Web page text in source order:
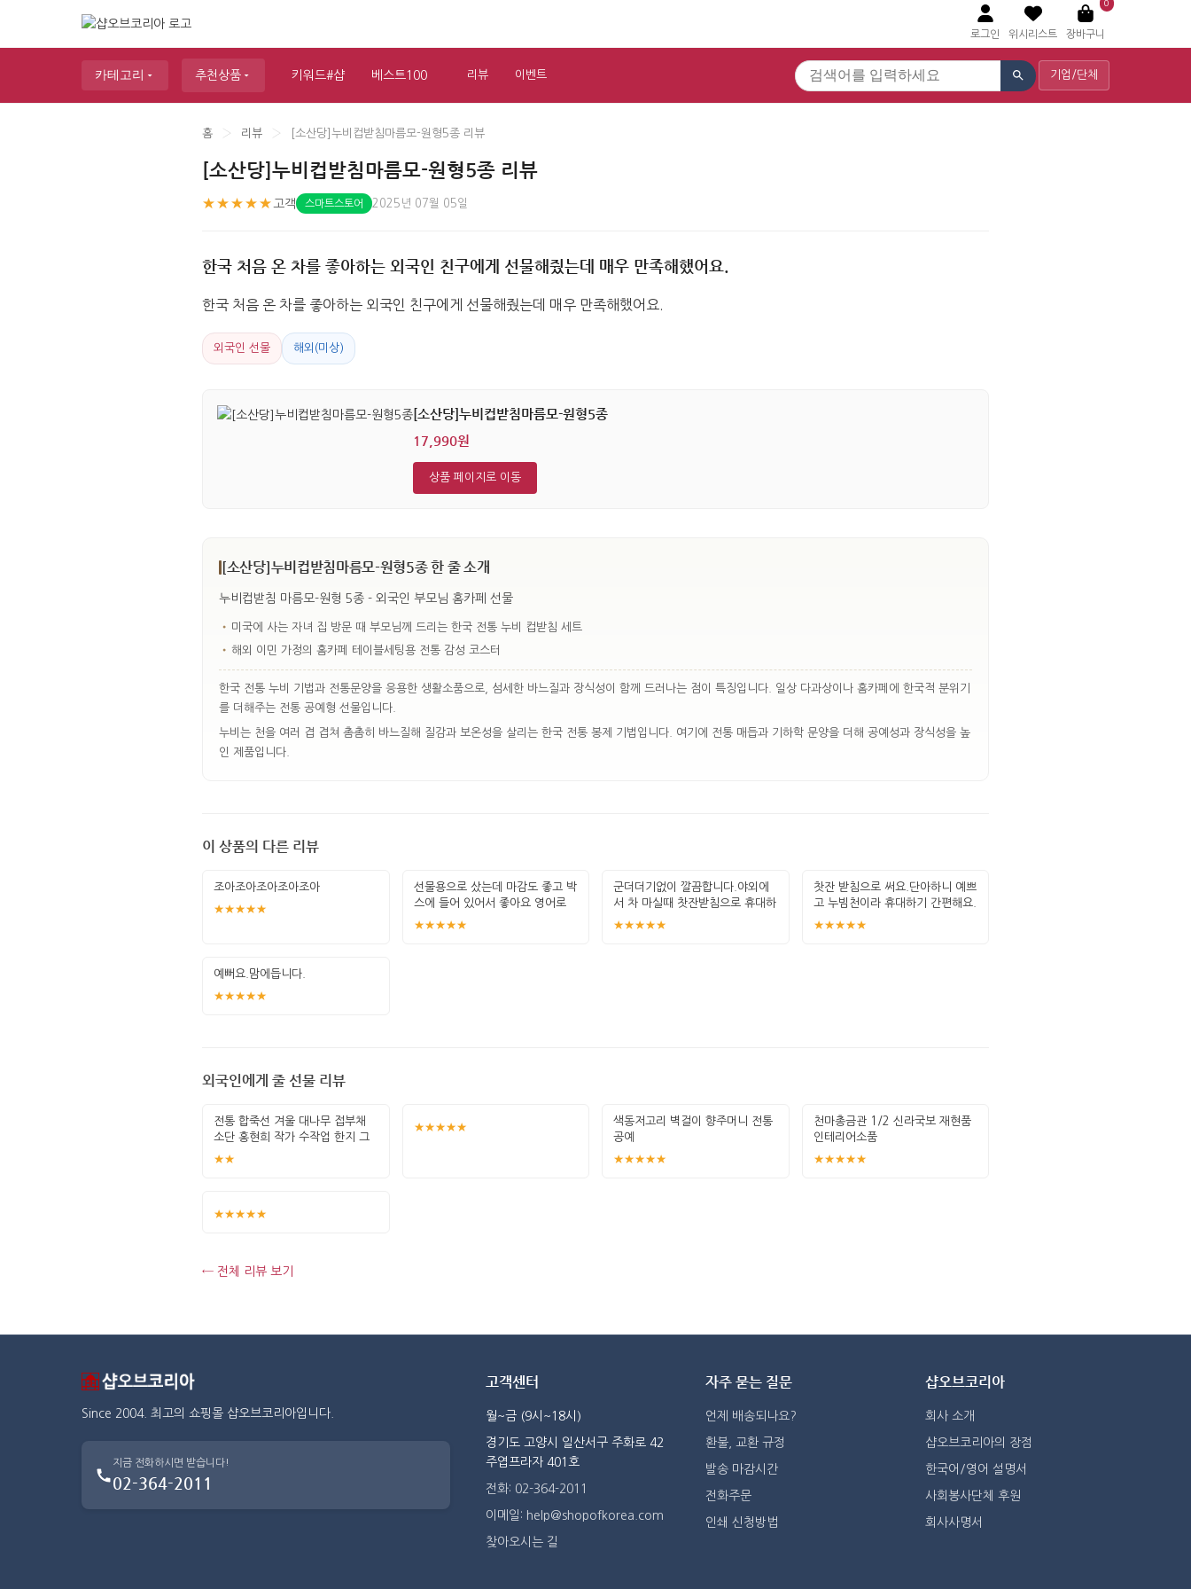
로그인 위시리스트
0
장바구니
카테고리 추천상품 키워드#샵 베스트100 리뷰 이벤트 기업/단체
홈 › 리뷰 › [소산당]누비컵받침마름모-원형5종 리뷰
[소산당]누비컵받침마름모-원형5종 리뷰
★★★★★ 고객 스마트스토어 2025년 07월 05일
한국 처음 온 차를 좋아하는 외국인 친구에게 선물해줬는데 매우 만족해했어요.
한국 처음 온 차를 좋아하는 외국인 친구에게 선물해줬는데 매우 만족해했어요.
외국인 선물 해외(미상)
[소산당]누비컵받침마름모-원형5종
17,990원
상품 페이지로 이동
[소산당]누비컵받침마름모-원형5종 한 줄 소개
누비컵받침 마름모-원형 5종 - 외국인 부모님 홈카페 선물
• 미국에 사는 자녀 집 방문 때 부모님께 드리는 한국 전통 누비 컵받침 세트
• 해외 이민 가정의 홈카페 테이블세팅용 전통 감성 코스터
한국 전통 누비 기법과 전통문양을 응용한 생활소품으로, 섬세한 바느질과 장식성이 함께 드러나는 점이 특징입니다. 일상 다과상이나 홈카페에 한국적 분위기
를 더해주는 전통 공예형 선물입니다.
누비는 천을 여러 겹 겹쳐 촘촘히 바느질해 질감과 보온성을 살리는 한국 전통 봉제 기법입니다. 여기에 전통 매듭과 기하학 문양을 더해 공예성과 장식성을 높
인 제품입니다.
이 상품의 다른 리뷰
조아조아조아조아조아
★★★★★
선물용으로 샀는데 마감도 좋고 박
스에 들어 있어서 좋아요 영어로
설명서
★★★★★
군더더기없이 깔끔합니다.야외에
서 차 마실때 찻잔받침으로 휴대하
기 좋네요
★★★★★
찻잔 받침으로 써요.단아하니 예쁘
고 누빔천이라 휴대하기 간편해요.
★★★★★
예뻐요.맘에듭니다.
★★★★★
외국인에게 줄 선물 리뷰
전통 합죽선 겨울 대나무 접부채
소단 홍현희 작가 수작업 한지 그
림 고급
★★
★★★★★
색동저고리 벽걸이 향주머니 전통
공예
★★★★★
천마총금관 1/2 신라국보 재현품
인테리어소품
★★★★★
★★★★★
← 전체 리뷰 보기
Since 2004. 최고의 쇼핑몰 샵오브코리아입니다.
지금 전화하시면 받습니다!
02-364-2011
고객센터
월~금 (9시~18시)
경기도 고양시 일산서구 주화로 42
주엽프라자 401호
전화: 02-364-2011
이메일: help@shopofkorea.com
찾아오시는 길
자주 묻는 질문
언제 배송되나요?
환불, 교환 규정
발송 마감시간
전화주문
인쇄 신청방법
샵오브코리아
회사 소개
샵오브코리아의 장점
한국어/영어 설명서
사회봉사단체 후원
회사사명서